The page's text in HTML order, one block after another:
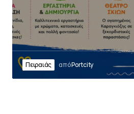
Πειραιάς απόPortcity